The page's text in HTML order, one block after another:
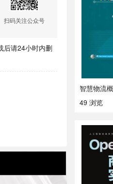
扫码关注公众号
后请24小时内删
智慧物流
49 浏览